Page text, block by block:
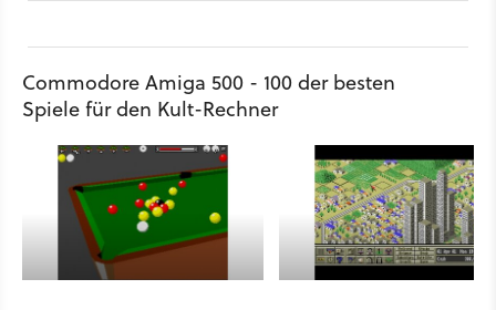
Commodore Amiga 500 - 100 der besten
Spiele für den Kult-Rechner